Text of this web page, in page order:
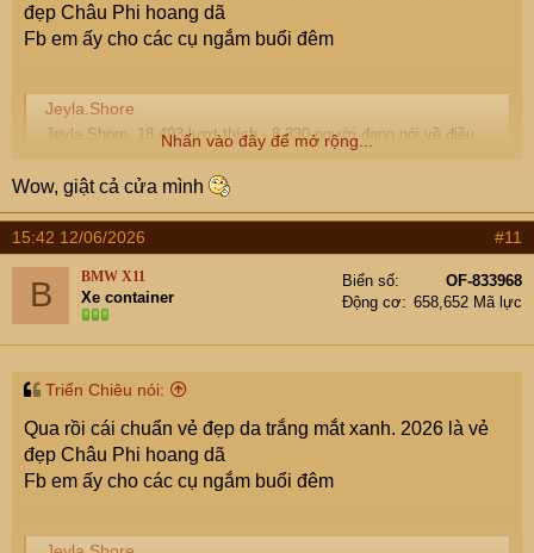
đẹp Châu Phi hoang dã
Fb em ấy cho các cụ ngắm buổi đêm
Jeyla.Shore
Jeyla.Shore. 18.493 lượt thích · 8.330 người đang nói về điều
này. ✨ brand ambassador aceaispark.com ✨ delulu style bestie
who actually pulls it off ✨ 22 • thrift queen • making trends
wearable IRL 🖤
www.facebook.com
Nhấn vào đây để mở rộng...
Wow, giật cả cửa mình
15:42 12/06/2026 #11
B BMW X11
Xe container
Biển số
OF-833968
Động cơ
658,652 Mã lực
Triển Chiêu nói:
Qua rồi cái chuẩn vẻ đẹp da trắng mắt xanh. 2026 là vẻ
đẹp Châu Phi hoang dã
Fb em ấy cho các cụ ngắm buổi đêm